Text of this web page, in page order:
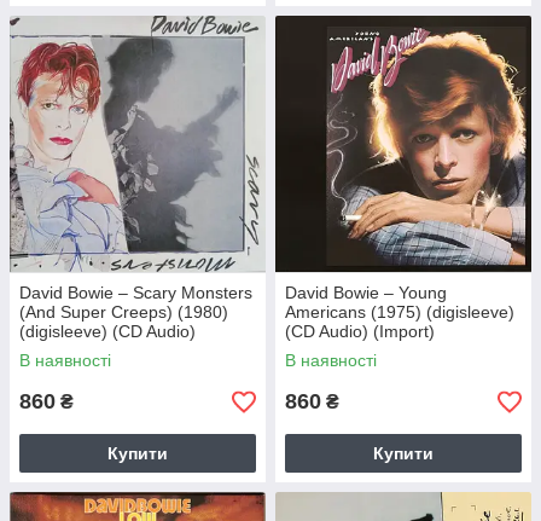
David Bowie – Scary Monsters
(And Super Creeps) (1980)
(digisleeve) (CD Audio)
(Import)
В наявності
860 ₴
Купити
David Bowie – Young
Americans (1975) (digisleeve)
(CD Audio) (Import)
В наявності
860 ₴
Купити